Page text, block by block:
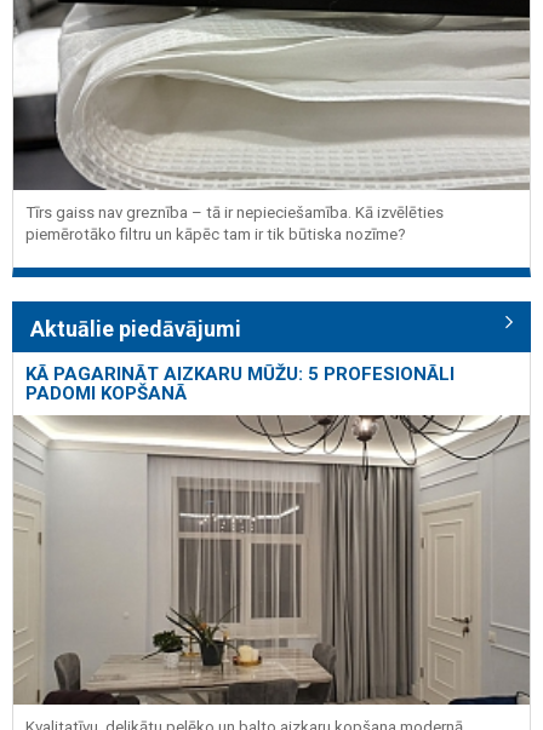
Tīrs gaiss nav greznība – tā ir nepieciešamība. Kā izvēlēties
piemērotāko filtru un kāpēc tam ir tik būtiska nozīme?
Aktuālie piedāvājumi
KĀ PAGARINĀT AIZKARU MŪŽU: 5 PROFESIONĀLI
PADOMI KOPŠANĀ